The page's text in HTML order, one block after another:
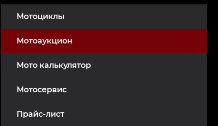
Мотоциклы
Мотоаукцион
Мото калькулятор
Мотосервис
Прайс-лист